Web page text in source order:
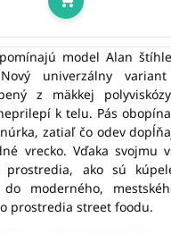
Do košíka
model Alan
univerzálny
z mäkkej
k telu. Pás
zatiaľ čo odev
vrecko. Vďaka svojmu
ako sú
moderného,
prostredia street foodu.